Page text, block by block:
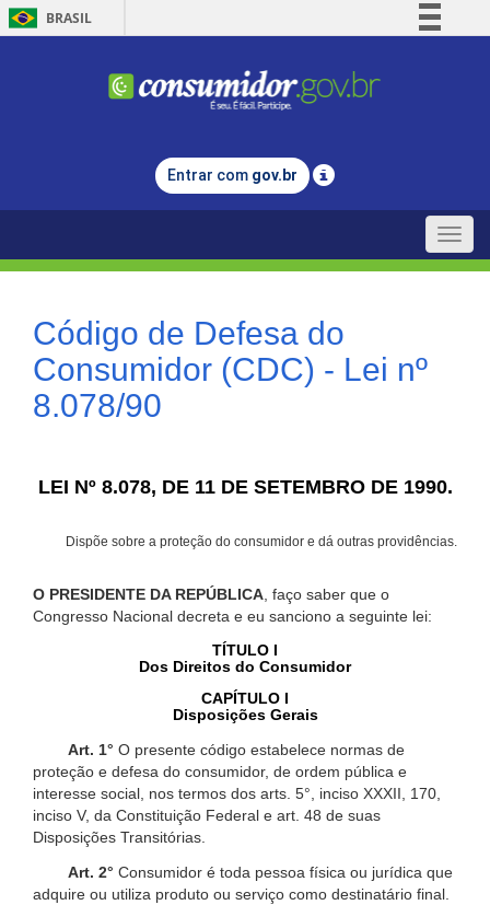
BRASIL
Comunica BR
Legislação
Entrar com gov.br
Toggle
Código de Defesa do
Consumidor (CDC) - Lei nº
8.078/90
LEI Nº 8.078, DE 11 DE SETEMBRO DE 1990.
Dispõe sobre a proteção do consumidor e dá outras providências.
O PRESIDENTE DA REPÚBLICA , faço saber que o
Congresso Nacional decreta e eu sanciono a seguinte lei:
TÍTULO I
Dos Direitos do Consumidor
CAPÍTULO I
Disposições Gerais
Art. 1° O presente código estabelece normas de
proteção e defesa do consumidor, de ordem pública e
interesse social, nos termos dos arts. 5°, inciso XXXII, 170,
inciso V, da Constituição Federal e art. 48 de suas
Disposições Transitórias.
Art. 2° Consumidor é toda pessoa física ou jurídica que
adquire ou utiliza produto ou serviço como destinatário final.